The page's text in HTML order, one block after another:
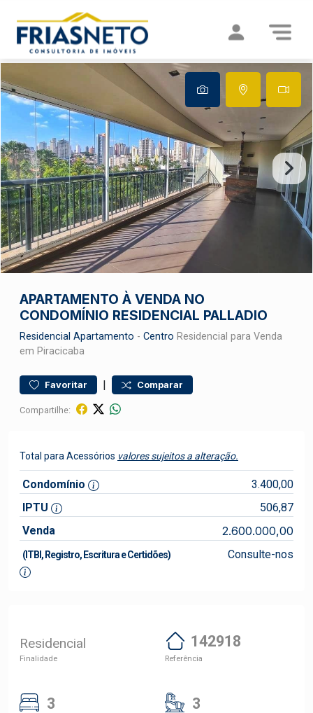
APARTAMENTO À VENDA NO
CONDOMÍNIO RESIDENCIAL PALLADIO
Residencial Apartamento - Centro Residencial para Venda
em Piracicaba
Favoritar | Comparar
Compartilhe:
Total para Acessórios valores sujeitos a alteração.
Condomínio
3.400,00
IPTU
506,87
Venda
2.600.000,00
(ITBI, Registro, Escritura e Certidões) Consulte-nos
Residencial
Finalidade
142918
Referência
3 3